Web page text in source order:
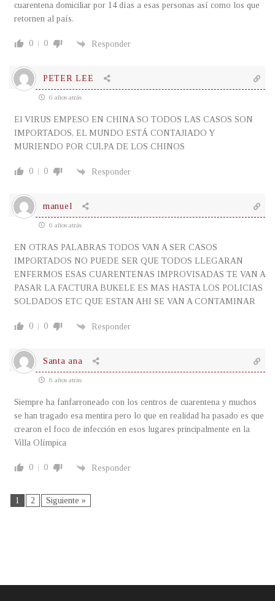
cuarentena domiciliar por 14 días a esas personas así como los que
retornen al país.
0 0 Responder
PETER LEE
6 años atrás
El VIRUS EMPESO EN CHINA SO TODOS LAS CASOS SON
IMPORTADOS, EL MUNDO ESTÁ CONTAJIADO Y
MURIENDO POR CULPA DE LOS CHINOS
0 0 Responder
manuel
6 años atrás
EN OTRAS PALABRAS TODOS VAN A SER CASOS
IMPORTADOS NO PUEDE SER QUE TODOS LLEGARAN
ENFERMOS ESAS CUARENTENAS IMPROVISADAS TE VAN A
PASAR LA FACTURA BUKELE ES MAS HASTA LOS POLICIAS
SOLDADOS ETC QUE ESTAN AHI SE VAN A CONTAMINAR
0 0 Responder
Santa ana
6 años atrás
Siempre ha fanfarroneado con los centros de cuarentena y muchos
se han tragado esa mentira pero lo que en realidad ha pasado es que
crearon el foco de infección en esos lugares principalmente en la
Villa Olímpica
0 0 Responder
1 2 Siguiente »